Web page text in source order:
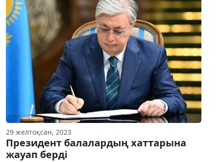
29 желтоқсан, 2023
Президент балалардың хаттарына
жауап берді